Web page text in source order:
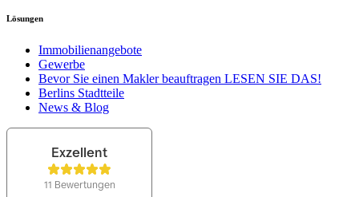
Lösungen
Immobilienangebote
Gewerbe
Bevor Sie einen Makler beauftragen LESEN SIE DAS!
Berlins Stadtteile
News & Blog